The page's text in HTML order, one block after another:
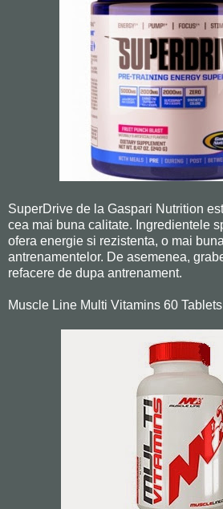
SuperDrive de la Gaspari Nutrition
cea mai buna calitate. Ingredientele
ofera energie si rezistenta, o mai
antrenamentelor. De asemenea,
refacere de dupa antrenament.
Muscle Line Multi Vitamins 60 Tablets